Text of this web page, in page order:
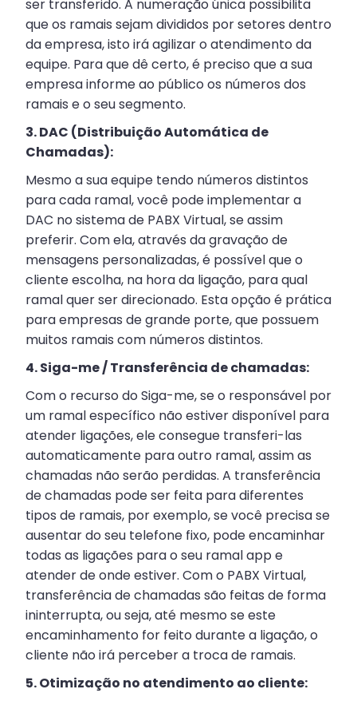
ser transferido. A numeração única possibilita
que os ramais sejam divididos por setores dentro
da empresa, isto irá agilizar o atendimento da
equipe. Para que dê certo, é preciso que a sua
empresa informe ao público os números dos
ramais e o seu segmento.
3. DAC (Distribuição Automática de
Chamadas):
Mesmo a sua equipe tendo números distintos
para cada ramal, você pode implementar a
DAC no sistema de PABX Virtual, se assim
preferir. Com ela, através da gravação de
mensagens personalizadas, é possível que o
cliente escolha, na hora da ligação, para qual
ramal quer ser direcionado. Esta opção é prática
para empresas de grande porte, que possuem
muitos ramais com números distintos.
4. Siga-me / Transferência de chamadas:
Com o recurso do Siga-me, se o responsável por
um ramal específico não estiver disponível para
atender ligações, ele consegue transferi-las
automaticamente para outro ramal, assim as
chamadas não serão perdidas. A transferência
de chamadas pode ser feita para diferentes
tipos de ramais, por exemplo, se você precisa se
ausentar do seu telefone fixo, pode encaminhar
todas as ligações para o seu ramal app e
atender de onde estiver. Com o PABX Virtual,
transferência de chamadas são feitas de forma
ininterrupta, ou seja, até mesmo se este
encaminhamento for feito durante a ligação, o
cliente não irá perceber a troca de ramais.
5. Otimização no atendimento ao cliente: